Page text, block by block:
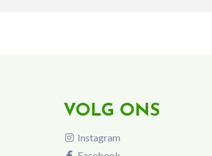
VOLG ONS
Instagram